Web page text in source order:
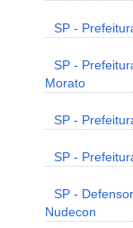
SP -
SP -
Morato
SP -
SP -
SP -
Nudecon